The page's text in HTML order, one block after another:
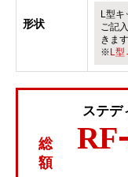
形状
L型キ
ご記
きます
※ L
ステデ
総
額